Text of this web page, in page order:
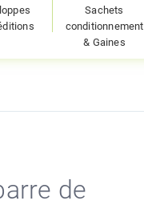
Sachets
conditionnement
& Gaines
de